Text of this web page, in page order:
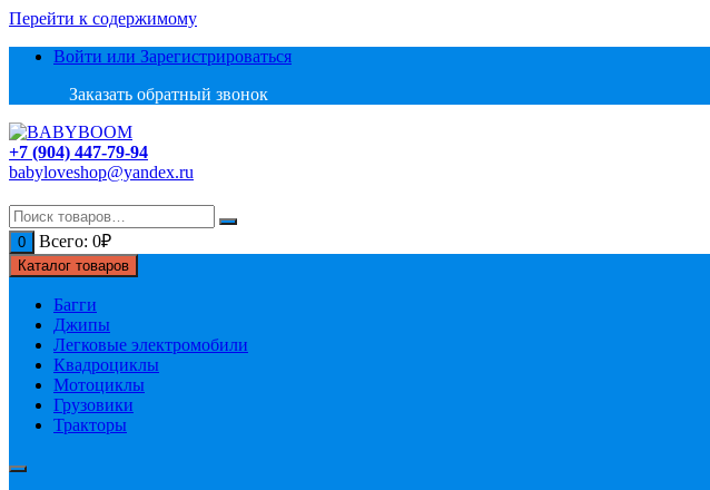
Перейти к содержимому
Войти или Зарегистрироваться
Заказать обратный звонок
+7 (904) 447-79-94
babyloveshop@yandex.ru
0 Всего: 0₽
Каталог товаров
Багги
Джипы
Легковые электромобили
Квадроциклы
Мотоциклы
Грузовики
Тракторы